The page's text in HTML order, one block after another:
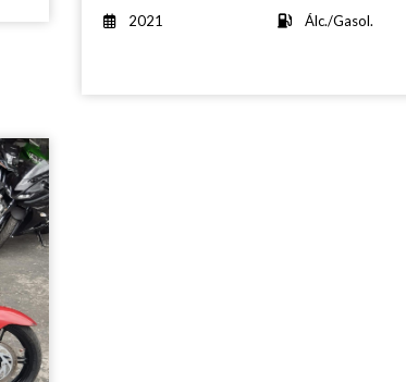
2021
Álc./Gasol.